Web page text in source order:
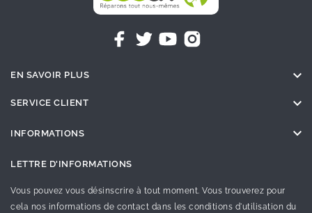
EN SAVOIR PLUS 
SERVICE CLIENT 
INFORMATIONS 
LETTRE D'INFORMATIONS
Vous pouvez vous désinscrire à tout moment. Vous trouverez pour
cela nos informations de contact dans les conditions d'utilisation du